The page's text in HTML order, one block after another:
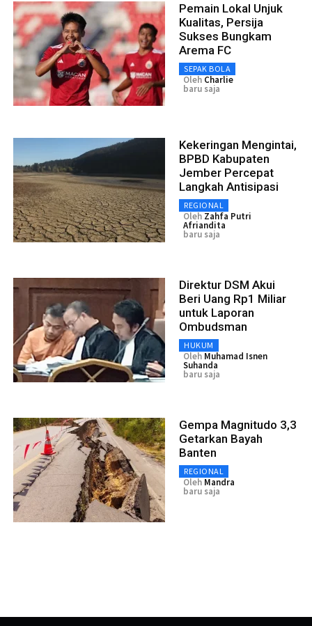
Pemain Lokal Unjuk
Kualitas, Persija
Sukses Bungkam
Arema FC
SEPAK BOLA
Oleh Charlie
baru saja
Kekeringan Mengintai,
BPBD Kabupaten
Jember Percepat
Langkah Antisipasi
REGIONAL
Oleh Zahfa Putri
Afriandita
baru saja
Direktur DSM Akui
Beri Uang Rp1 Miliar
untuk Laporan
Ombudsman
HUKUM
Oleh Muhamad Isnen
Suhanda
baru saja
Gempa Magnitudo 3,3
Getarkan Bayah
Banten
REGIONAL
Oleh Mandra
baru saja